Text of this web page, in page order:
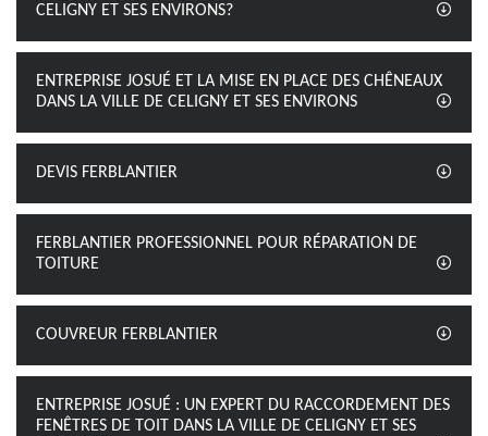
CELIGNY ET SES ENVIRONS?
ENTREPRISE JOSUÉ ET LA MISE EN PLACE DES CHÊNEAUX
DANS LA VILLE DE CELIGNY ET SES ENVIRONS
DEVIS FERBLANTIER
FERBLANTIER PROFESSIONNEL POUR RÉPARATION DE
TOITURE
COUVREUR FERBLANTIER
ENTREPRISE JOSUÉ : UN EXPERT DU RACCORDEMENT DES
FENÊTRES DE TOIT DANS LA VILLE DE CELIGNY ET SES